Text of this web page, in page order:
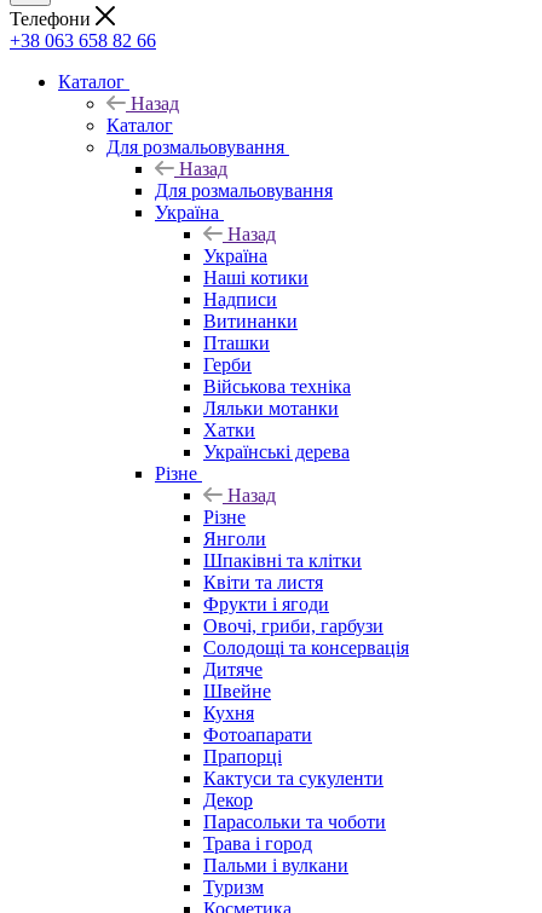
Телефони
+38 063 658 82 66
Каталог
Назад
Каталог
Для розмальовування
Назад
Для розмальовування
Україна
Назад
Україна
Наші котики
Надписи
Витинанки
Пташки
Герби
Військова техніка
Ляльки мотанки
Хатки
Українські дерева
Різне
Назад
Різне
Янголи
Шпаківні та клітки
Квіти та листя
Фрукти і ягоди
Овочі, гриби, гарбузи
Солодощі та консервація
Дитяче
Швейне
Кухня
Фотоапарати
Прапорці
Кактуси та сукуленти
Декор
Парасольки та чоботи
Трава і город
Пальми і вулкани
Туризм